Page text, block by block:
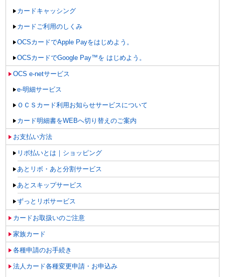
カードキャッシング
カードご利用のしくみ
OCSカードでApple Payをはじめよう。
OCSカードでGoogle Pay™を はじめよう。
OCS e-netサービス
e-明細サービス
ＯＣＳカード利用お知らせサービスについて
カード明細書をWEBへ切り替えのご案内
お支払い方法
リボ払いとは｜ショッピング
あとリボ・あと分割サービス
あとスキップサービス
ずっとリボサービス
カードお取扱いのご注意
家族カード
各種申請のお手続き
法人カード各種変更申請・お申込み